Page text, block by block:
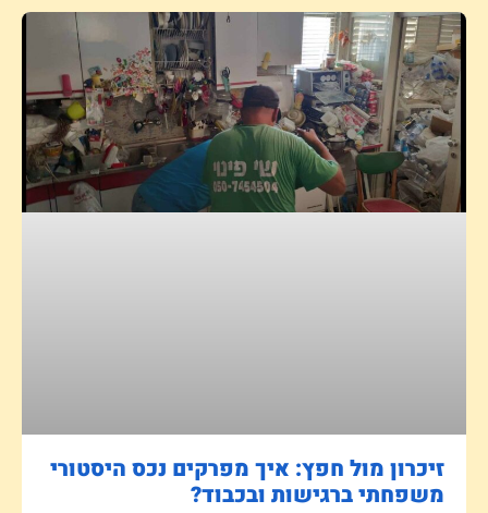
זיכרון מול חפץ: איך מפרקים נכס היסטורי
משפחתי ברגישות ובכבוד?